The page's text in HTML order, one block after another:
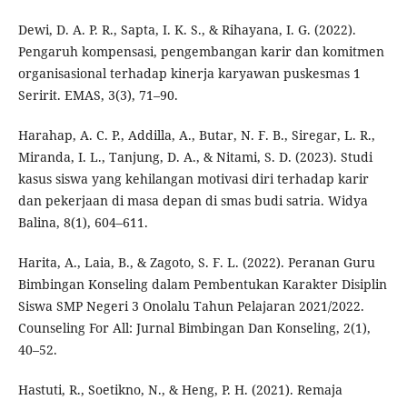
Dewi, D. A. P. R., Sapta, I. K. S., & Rihayana, I. G. (2022).
Pengaruh kompensasi, pengembangan karir dan komitmen
organisasional terhadap kinerja karyawan puskesmas 1
Seririt. EMAS, 3(3), 71–90.
Harahap, A. C. P., Addilla, A., Butar, N. F. B., Siregar, L. R.,
Miranda, I. L., Tanjung, D. A., & Nitami, S. D. (2023). Studi
kasus siswa yang kehilangan motivasi diri terhadap karir
dan pekerjaan di masa depan di smas budi satria. Widya
Balina, 8(1), 604–611.
Harita, A., Laia, B., & Zagoto, S. F. L. (2022). Peranan Guru
Bimbingan Konseling dalam Pembentukan Karakter Disiplin
Siswa SMP Negeri 3 Onolalu Tahun Pelajaran 2021/2022.
Counseling For All: Jurnal Bimbingan Dan Konseling, 2(1),
40–52.
Hastuti, R., Soetikno, N., & Heng, P. H. (2021). Remaja